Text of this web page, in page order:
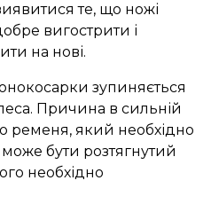
те, що ножі
вигострити і
на нові.
зупиняється
Причина в сильній
ременя, який необхідно
може бути розтягнутий
необхідно